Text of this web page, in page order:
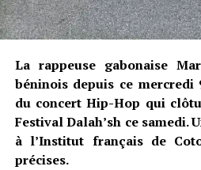
La rappeuse gabonaise
béninois depuis ce
du concert Hip-Hop qui
Festival Dalah’sh ce samedi.
à l’Institut français de
précises.